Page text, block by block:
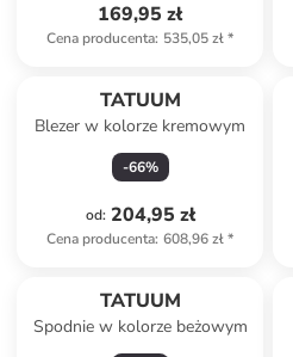
169,95 zł
Cena producenta: 535,05 zł*
TATUUM
Blezer w kolorze kremowym
-66%
od: 204,95 zł
Cena producenta: 608,96 zł*
TATUUM
Spodnie w kolorze beżowym